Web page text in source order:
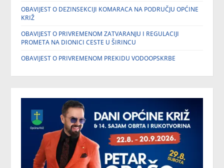
OBAVIJEST O DEZINSEKCIJI KOMARACA NA PODRUČJU OPĆINE
KRIŽ
OBAVIJEST O PRIVREMENOM ZATVARANJU I REGULACIJI
PROMETA NA DIONICI CESTE U ŠIRINCU
OBAVIJEST O PRIVREMENOM PREKIDU VODOOPSKRBE